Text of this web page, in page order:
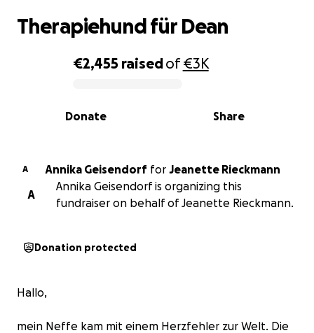
0% complete
€2,455 raisedof€3K
Share
Donate
Therapiehund für Dean
A Annika Geisendorf for
Jeanette Rieckmann
A
Annika Geisendorf is organizing this
fundraiser on behalf of Jeanette Rieckmann.
Donation protected
Hallo,
mein Neffe kam mit einem Herzfehler zur Welt. Die